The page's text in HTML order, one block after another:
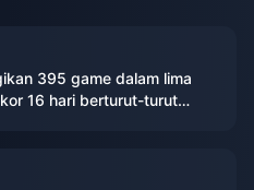
395 game dalam lima
16 hari berturut-turut